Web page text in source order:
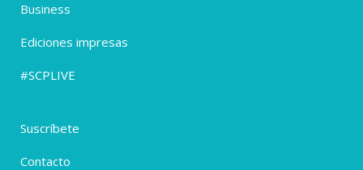
Business
Ediciones impresas
#SCPLIVE
Suscríbete
Contacto